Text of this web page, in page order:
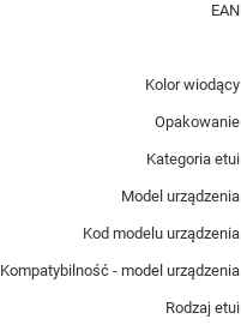
EAN
Kolor wiodący
Opakowanie
Kategoria etui
Model urządzenia
Kod modelu urządzenia
Kompatybilność - model urządzenia
Rodzaj etui